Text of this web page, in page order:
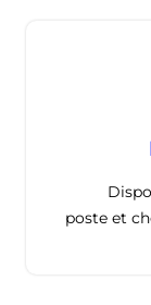
poste et